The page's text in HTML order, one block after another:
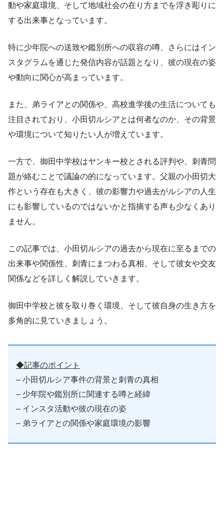
動や家庭環境、そして地域社会の在り方までを浮き彫りに
する出来事となっています。
特に少年院への送致や鑑別所への収容の噂、さらにはイン
スタグラムを通じた発信内容が話題となり、彼の現在の姿
や動向に関心が高まっています。
また、弟ライアとの関係や、高校進学後の生活についても
注目されており、小田切ルシアとは何者なのか、その背景
や環境について知りたい人が増えています。
一方で、御田中学校はヤンキー校とされる評判や、刺青問
題が絡むことで議論の的になっています。父親の小田切大
作という存在も大きく、彼の影響力や過去がルシアの人生
にも影響しているのではないかと指摘する声も少なくあり
ません。
この記事では、小田切ルシアの過去から現在に至るまでの
出来事や関係性、刺青にまつわる真相、そして彼女や交友
関係などを詳しく解説していきます。
御田中学校と彼を取り巻く環境、そして彼自身の生き方を
多角的に見ていきましょう。
◆記事のポイント
– 小田切ルシア事件の背景と刺青の真相
– 少年院や鑑別所に関連する噂と経緯
– インスタ活動や彼の現在の姿
– 弟ライアとの関係や家庭環境の影響